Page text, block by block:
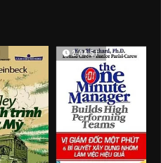
2:04:51